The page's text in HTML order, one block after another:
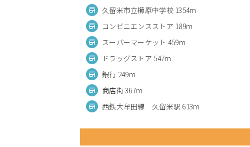
久留米市立櫛原中学校 1354m
コンビニエンスストア 189m
スーパーマーケット 459m
ドラッグストア 547m
銀行 249m
商店街 367m
西鉄大牟田線 久留米駅 613m